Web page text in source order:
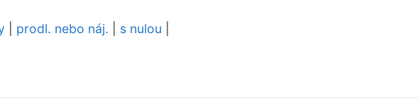
prodl. nebo náj. s nulou